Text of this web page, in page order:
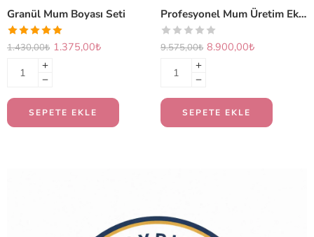
Granül Mum Boyası Seti
1.430,00₺ 1.375,00₺
SEPETE EKLE
Profesyonel Mum Üretim Ekipmanları Seti (PLUS)
9.575,00₺ 8.900,00₺
SEPETE EKLE